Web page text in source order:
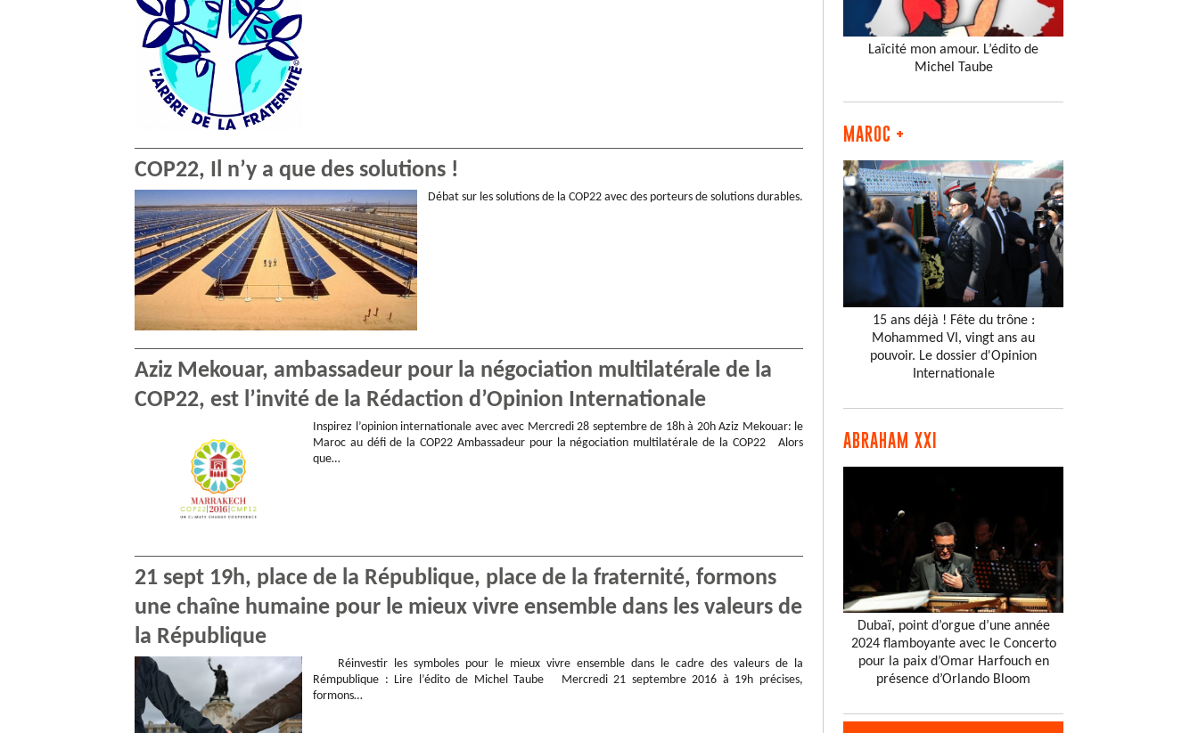
COP22, Il n’y a que des solutions !
Débat sur les solutions de la COP22 avec des porteurs de solutions durables.
Aziz Mekouar, ambassadeur pour la négociation multilatérale de la
COP22, est l’invité de la Rédaction d’Opinion Internationale
Inspirez l’opinion internationale avec avec Mercredi 28 septembre de 18h à 20h Aziz Mekouar: le
Maroc au défi de la COP22 Ambassadeur pour la négociation multilatérale de la COP22 Alors
que…
21 sept 19h, place de la République, place de la fraternité, formons
une chaîne humaine pour le mieux vivre ensemble dans les valeurs de
la République
Réinvestir les symboles pour le mieux vivre ensemble dans le cadre des valeurs de la
Rémpublique : Lire l’édito de Michel Taube Mercredi 21 septembre 2016 à 19h précises,
formons…
Laïcité mon amour. L’édito de
Michel Taube
MAROC +
15 ans déjà ! Fête du trône :
Mohammed VI, vingt ans au
pouvoir. Le dossier d'Opinion
Internationale
ABRAHAM XXI
Dubaï, point d’orgue d’une année
2024 flamboyante avec le Concerto
pour la paix d’Omar Harfouch en
présence d’Orlando Bloom